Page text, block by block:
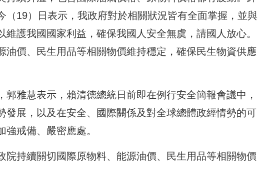
（19）日表示，我政府對於相關狀況皆有全面掌握，並與
護我國國家利益，確保我國人安全無虞，請國人放心。
油價、民生用品等相關物價維持穩定，確保民生物資供應
雅慧表示，賴清德總統日前即在例行安全簡報會議中，
發展，以及在安全、國際關係及對全球總體政經情勢的可
戒備、嚴密應處。
院持續關切國際原物料、能源油價、民生用品等相關物價